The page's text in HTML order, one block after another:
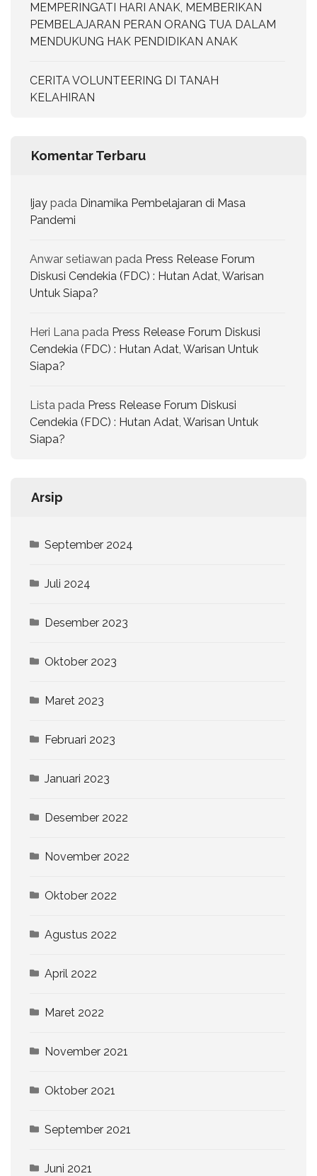
MEMPERINGATI HARI ANAK, MEMBERIKAN
PEMBELAJARAN PERAN ORANG TUA DALAM
MENDUKUNG HAK PENDIDIKAN ANAK
CERITA VOLUNTEERING DI TANAH
KELAHIRAN
Komentar Terbaru
Ijay pada Dinamika Pembelajaran di Masa
Pandemi
Anwar setiawan pada Press Release Forum
Diskusi Cendekia (FDC) : Hutan Adat, Warisan
Untuk Siapa?
Heri Lana pada Press Release Forum Diskusi
Cendekia (FDC) : Hutan Adat, Warisan Untuk
Siapa?
Lista pada Press Release Forum Diskusi
Cendekia (FDC) : Hutan Adat, Warisan Untuk
Siapa?
Arsip
September 2024
Juli 2024
Desember 2023
Oktober 2023
Maret 2023
Februari 2023
Januari 2023
Desember 2022
November 2022
Oktober 2022
Agustus 2022
April 2022
Maret 2022
November 2021
Oktober 2021
September 2021
Juni 2021